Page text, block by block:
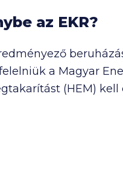
az EKR?
a Magyar
(HEM)